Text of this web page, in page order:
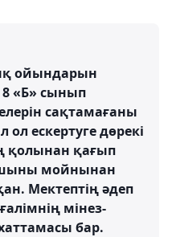
ойындарын
8 «Б» сынып
сақтамағаны
ол ескертуге дөрекі
қолынан қағып
мойнынан
Мектептің әдеп
мінез-
бар.